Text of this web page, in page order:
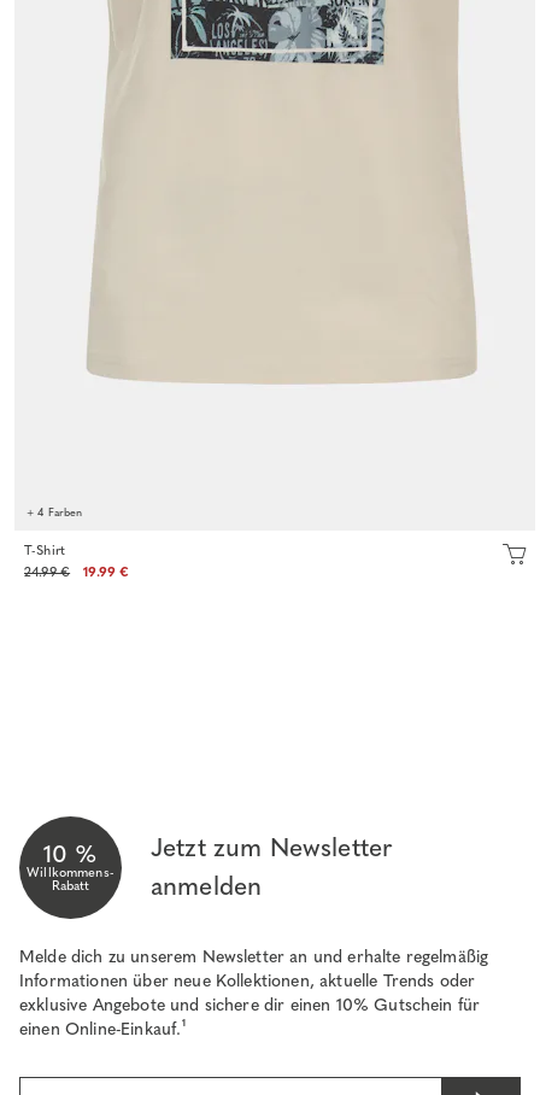
+ 4 Farben
T-Shirt
24.99 €
19.99 €
10 %
Willkommens-
Rabatt
Jetzt zum Newsletter
anmelden
Melde dich zu unserem Newsletter an und erhalte regelmäßig
Informationen über neue Kollektionen, aktuelle Trends oder
exklusive Angebote und sichere dir einen 10% Gutschein für
einen Online-Einkauf.¹